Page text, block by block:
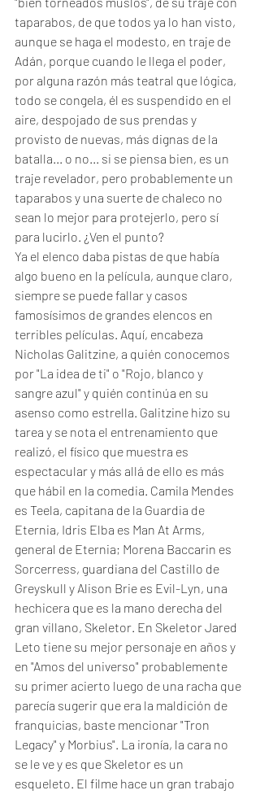
taparabos, de que todos ya lo han visto,
aunque se haga el modesto, en traje de
Adán, porque cuando le llega el poder,
por alguna razón más teatral que lógica,
todo se congela, él es suspendido en el
aire, despojado de sus prendas y
provisto de nuevas, más dignas de la
batalla... o no... si se piensa bien, es un
traje revelador, pero probablemente un
taparabos y una suerte de chaleco no
sean lo mejor para protejerlo, pero sí
para lucirlo. ¿Ven el punto?
Ya el elenco daba pistas de que había
algo bueno en la película, aunque claro,
siempre se puede fallar y casos
famosísimos de grandes elencos en
terribles películas. Aquí, encabeza
Nicholas Galitzine, a quién conocemos
por "La idea de ti" o "Rojo, blanco y
sangre azul" y quién continúa en su
asenso como estrella. Galitzine hizo su
tarea y se nota el entrenamiento que
realizó, el físico que muestra es
espectacular y más allá de ello es más
que hábil en la comedia. Camila Mendes
es Teela, capitana de la Guardia de
Eternia, Idris Elba es Man At Arms,
general de Eternia; Morena Baccarin es
Sorcerress, guardiana del Castillo de
Greyskull y Alison Brie es Evil-Lyn, una
hechicera que es la mano derecha del
gran villano, Skeletor. En Skeletor Jared
Leto tiene su mejor personaje en años y
en "Amos del universo" probablemente
su primer acierto luego de una racha que
parecía sugerir que era la maldición de
franquicias, baste mencionar "Tron
Legacy" y Morbius". La ironía, la cara no
se le ve y es que Skeletor es un
esqueleto. El filme hace un gran trabajo